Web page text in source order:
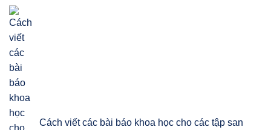
Cách viết các bài báo khoa học cho các tập san